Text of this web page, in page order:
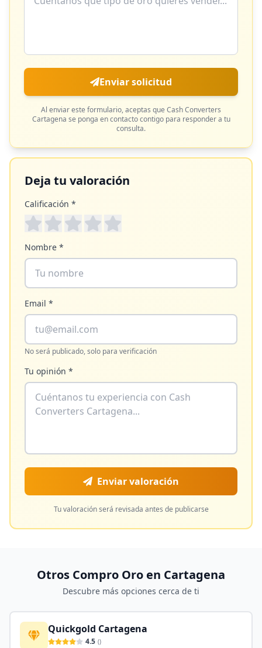
Enviar solicitud
Al enviar este formulario, aceptas que Cash Converters
Cartagena se ponga en contacto contigo para responder a tu
consulta.
Deja tu valoración
Calificación *
Nombre *
Email *
No será publicado, solo para verificación
Tu opinión *
Enviar valoración
Tu valoración será revisada antes de publicarse
Otros Compro Oro en Cartagena
Descubre más opciones cerca de ti
Quickgold Cartagena
4.5 ()